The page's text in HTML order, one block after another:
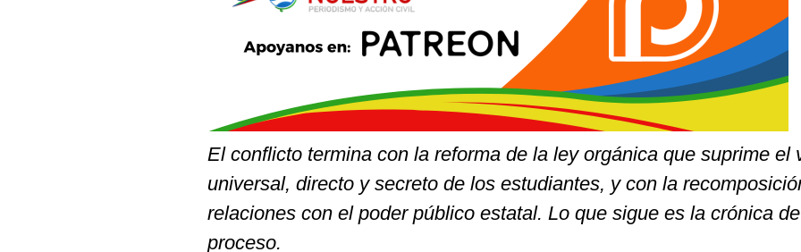
El conflicto termina con la reforma de la ley orgánica que suprime el
universal, directo y secreto de los estudiantes, y con la
relaciones con el poder público estatal. Lo que sigue es la crónica
proceso.